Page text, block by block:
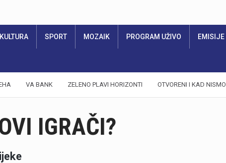
KULTURA SPORT MOZAIK PROGRAM UŽIVO EMISIJE
VA BANK ZELENO PLAVI HORIZONTI OTVORENI I KAD NISMO
IGRAČI?